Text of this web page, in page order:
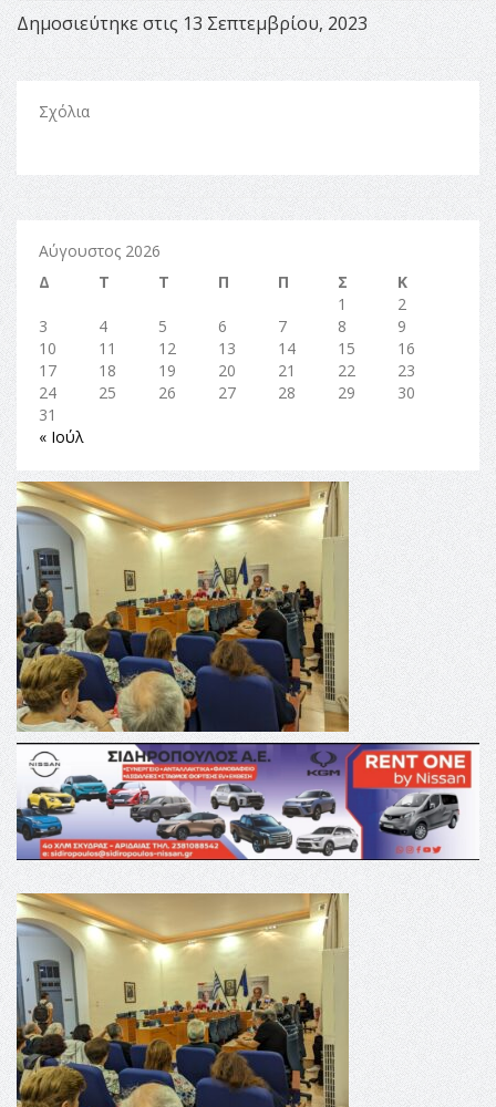
Δημοσιεύτηκε στις 13 Σεπτεμβρίου, 2023
Σχόλια
Αύγουστος 2026
Δ
Τ Τ Π Π Σ
Κ
1
2
3
4 5 6 7 8
9
10
11 12 13 14 15
16
17
18 19 20 21 22
23
24
25 26 27 28 29
30
31
« Ιούλ